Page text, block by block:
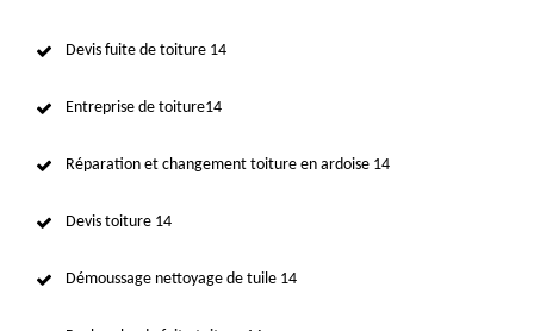
Devis fuite de toiture 14
Entreprise de toiture14
Réparation et changement toiture en ardoise 14
Devis toiture 14
Démoussage nettoyage de tuile 14